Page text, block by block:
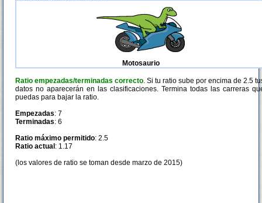
Motosaurio
Ratio empezadas/terminadas correcto. Si tu ratio sube por encima de 2.5
datos no aparecerán en las clasificaciones. Termina todas las carreras
puedas para bajar la ratio.
Empezadas: 7
Terminadas: 6
Ratio máximo permitido: 2.5
Ratio actual : 1.17
(los valores de ratio se toman desde marzo de 2015)